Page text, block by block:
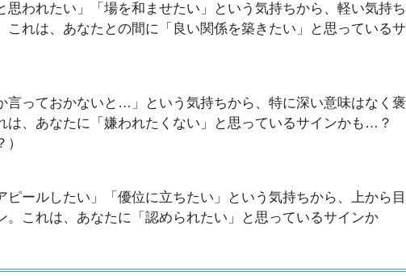
思われたい」「場を和ませたい」という気持ちから、軽い気持ち
これは、あなたとの間に「良い関係を築きたい」と思っているサ
言っておかないと…」という気持ちから、特に深い意味はなく褒
は、あなたに「嫌われたくない」と思っているサインかも…？
ピールしたい」「優位に立ちたい」という気持ちから、上から目
。これは、あなたに「認められたい」と思っているサインか